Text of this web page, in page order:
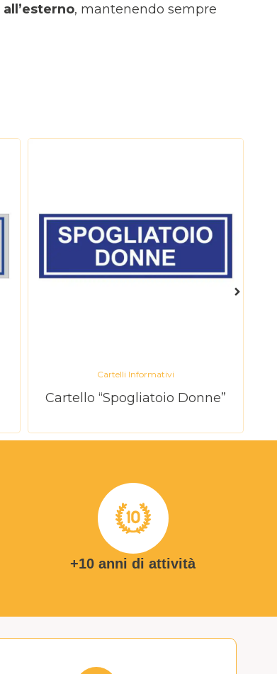
all’esterno, mantenendo sempre
Cartelli Informativi
Cartello “Spogliatoio Donne”
+10 anni di attività